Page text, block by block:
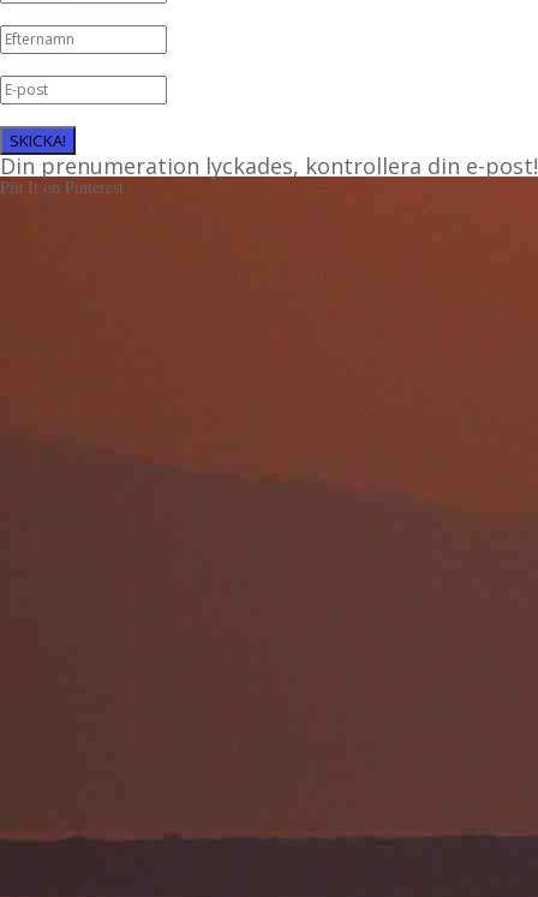
SKICKA!
Din prenumeration lyckades, kontrollera din e-post!
Pin It on Pinterest